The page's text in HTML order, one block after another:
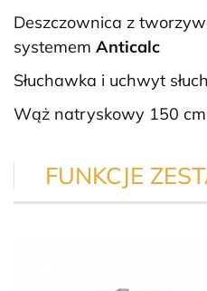
Deszczownica z
systemem Anticalc
Słuchawka i uchwyt
Wąż natryskowy 150
FUNKCJE